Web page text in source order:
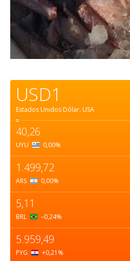
USD1
Estados Unidos Dólar. USA
=
40,26
UYU 0,00%
1.499,72
ARS 0,00%
5,11
BRL –0,24%
5.959,49
PYG +0,21 %